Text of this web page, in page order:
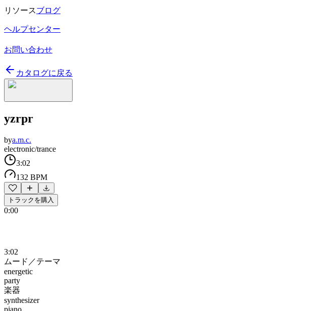
リソースブログ
ヘルプセンター
お問い合わせ
カタログに戻る
yzrpr
bya.m.c.
electronic/trance
3:02
132 BPM
トラックを購入
0:00
3:02
ムード／テーマ
energetic
party
楽器
synthesizer
piano